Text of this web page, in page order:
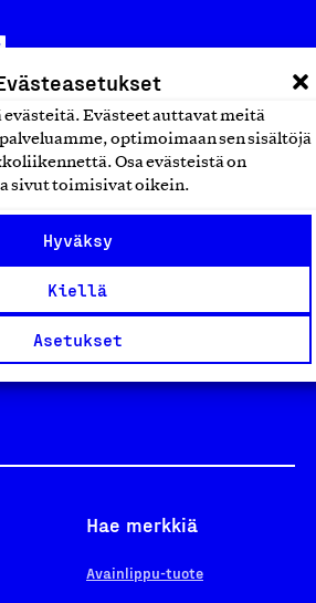
Evästeet auttavat meitä
optimoimaan sen sisältöjä
Osa evästeistä on
sivut toimisivat oikein.
Hyväksy
Kiellä
Asetukset
Yritys -merkki
Hae merkkiä
Avainlippu-tuote